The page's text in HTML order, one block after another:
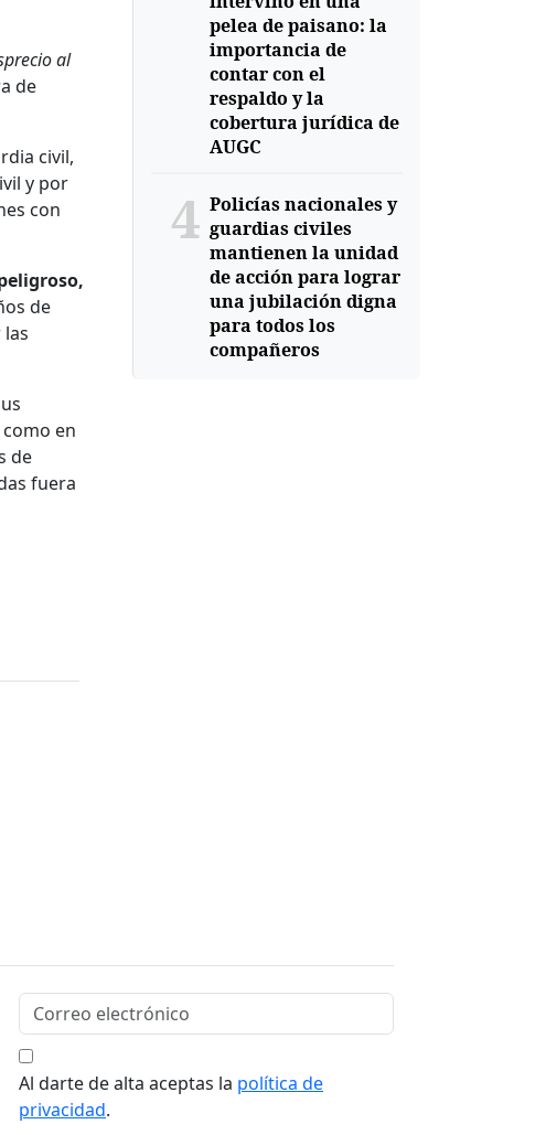
al
de
civil,
y por
con
de
en
de
fuera
pelea de paisano: la
importancia de
contar con el
respaldo y la
cobertura jurídica de
AUGC
4 Policías nacionales y
guardias civiles
mantienen la unidad
de acción para lograr
una jubilación digna
para todos los
compañeros
Al darte de alta aceptas la política de
privacidad.